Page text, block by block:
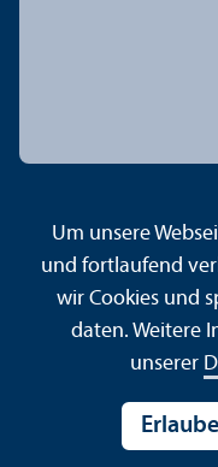
Impressum
Hausordnung
Um unsere
und fortlaufend
wir Cookies und
daten. Weitere
unserer